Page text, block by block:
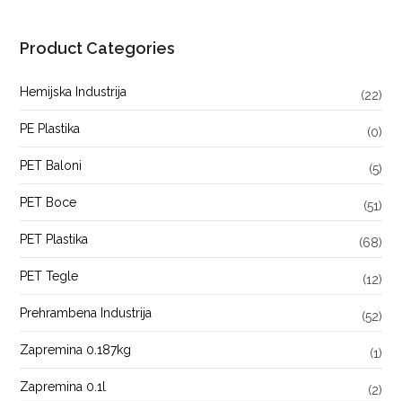
Product Categories
Hemijska Industrija (22)
PE Plastika (0)
PET Baloni (5)
PET Boce (51)
PET Plastika (68)
PET Tegle (12)
Prehrambena Industrija (52)
Zapremina 0.187kg (1)
Zapremina 0.1l (2)